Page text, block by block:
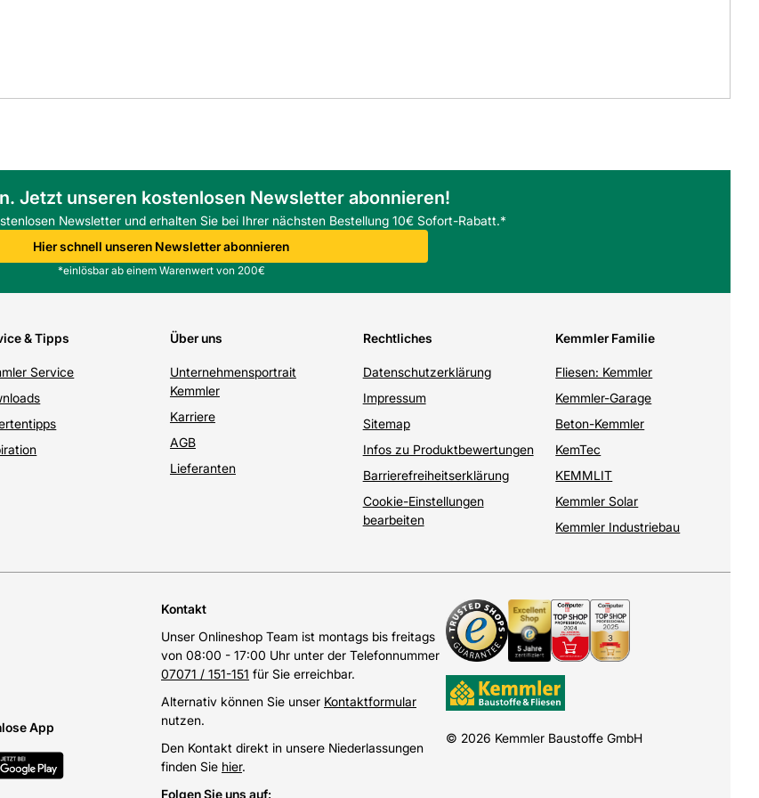
Jetzt unseren kostenlosen Newsletter abonnieren!
Newsletter und erhalten Sie bei Ihrer nächsten Bestellung 10€ Sofort-Rabatt.*
Hier schnell unseren Newsletter abonnieren
*einlösbar ab einem Warenwert von 200€
& Tipps
Service
Über uns
Unternehmensportrait
Kemmler
Karriere
AGB
Lieferanten
Rechtliches
Datenschutzerklärung
Impressum
Sitemap
Infos zu Produktbewertungen
Barrierefreiheitserklärung
Cookie-Einstellungen
bearbeiten
Kemmler Familie
Fliesen: Kemmler
Kemmler-Garage
Beton-Kemmler
KemTec
KEMMLIT
Kemmler Solar
Kemmler Industriebau
App
Kontakt
Unser Onlineshop Team ist montags bis freitags
von 08:00 - 17:00 Uhr unter der Telefonnummer
07071 / 151-151 für Sie erreichbar.
Alternativ können Sie unser Kontaktformular
nutzen.
Den Kontakt direkt in unsere Niederlassungen
finden Sie hier.
Folgen Sie uns auf:
© 2026 Kemmler Baustoffe GmbH